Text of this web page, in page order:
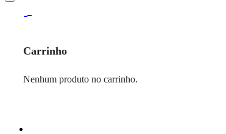
Carrinho
Nenhum produto no carrinho.